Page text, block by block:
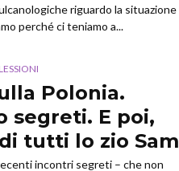
riguardo la situazione
perché ci teniamo a...
Polonia.
segreti. E poi,
tutti lo zio Sam
incontri segreti – che non